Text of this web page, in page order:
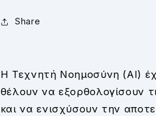
Share
Η Τεχνητή Νοημοσύνη (AI)
θέλουν να εξορθολογίσουν
και να ενισχύσουν την